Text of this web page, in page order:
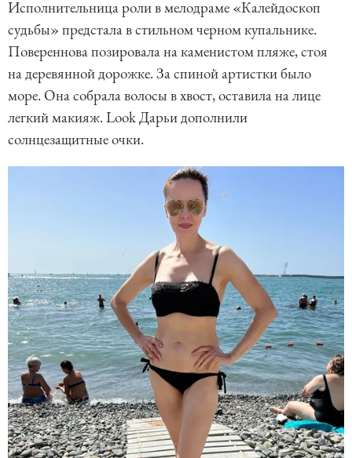
Исполнительница роли в мелодраме «Калейдоскоп
судьбы» предстала в стильном черном купальнике.
Повереннова позировала на каменистом пляже, стоя
на деревянной дорожке. За спиной артистки было
море. Она собрала волосы в хвост, оставила на лице
легкий макияж. Look Дарьи дополнили
солнцезащитные очки.